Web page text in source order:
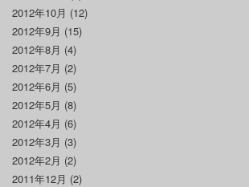
2012年10月 (12)
2012年9月 (15)
2012年8月 (4)
2012年7月 (2)
2012年6月 (5)
2012年5月 (8)
2012年4月 (6)
2012年3月 (3)
2012年2月 (2)
2011年12月 (2)